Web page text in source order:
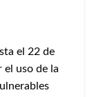
el 22 de
uso de la